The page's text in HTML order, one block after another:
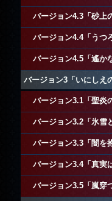
バージョン4.3「砂上
バージョン4.4「うつ
バージョン4.5「遙か
バージョン3「いにしえ
バージョン3.1「聖炎
バージョン3.2「氷雪
バージョン3.3「闇を
バージョン3.4「真実
バージョン3.5「嵐穿